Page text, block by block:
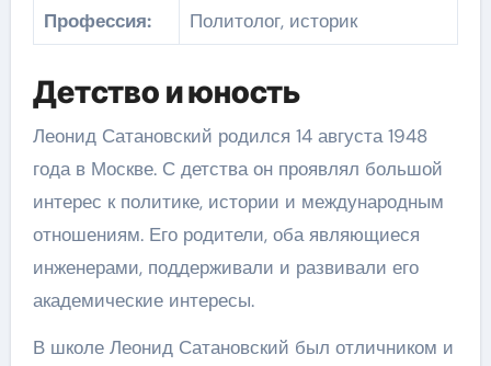
Профессия:
Политолог, историк
Детство и юность
Леонид Сатановский родился 14 августа 1948
года в Москве. С детства он проявлял большой
интерес к политике, истории и международным
отношениям. Его родители, оба являющиеся
инженерами, поддерживали и развивали его
академические интересы.
В школе Леонид Сатановский был отличником и